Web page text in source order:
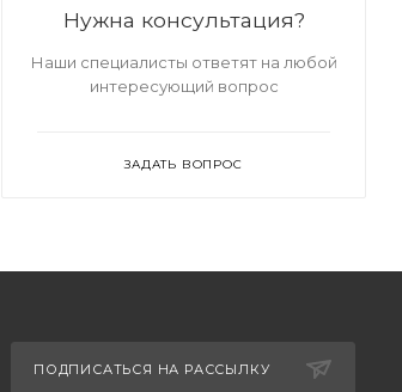
Нужна консультация?
Наши специалисты ответят на любой
интересующий вопрос
ЗАДАТЬ ВОПРОС
ПОДПИСАТЬСЯ НА РАССЫЛКУ